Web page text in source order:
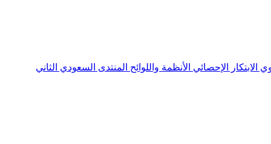
الابتكار الإحصائي الأنظمة واللوائح المنتدى السعودي الثاني